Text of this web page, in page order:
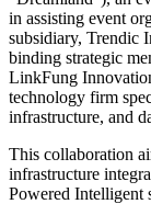
in assisting event
subsidiary, Trendic
binding strategic
LinkFung
technology firm
infrastructure, and
This collaboration
infrastructure
Powered Intelligent